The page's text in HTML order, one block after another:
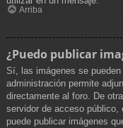
Arriba
¿Puedo publicar
Sí, las imágenes se
administración permite
directamente al foro. De
servidor de acceso público,
puede publicar imágenes